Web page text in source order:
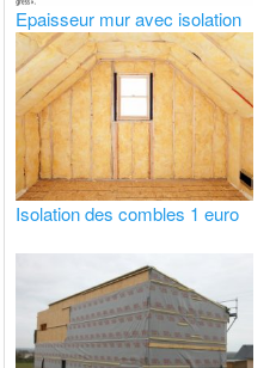
Epaisseur mur avec isolation
Isolation des combles 1 euro